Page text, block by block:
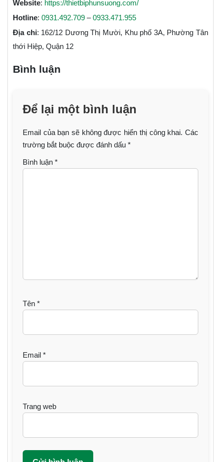
Website: https://thietbiphunsuong.com/
Hotline: 0931.492.709 –0933.471.955
Địa chỉ: 162/12 Dương Thị Mười, Khu phố 3A, Phường Tân
thới Hiệp, Quận 12
Bình luận
Để lại một bình luận
Email của bạn sẽ không được hiển thị công khai. Các
trường bắt buộc được đánh dấu *
Bình luận *
Tên *
Email *
Trang web